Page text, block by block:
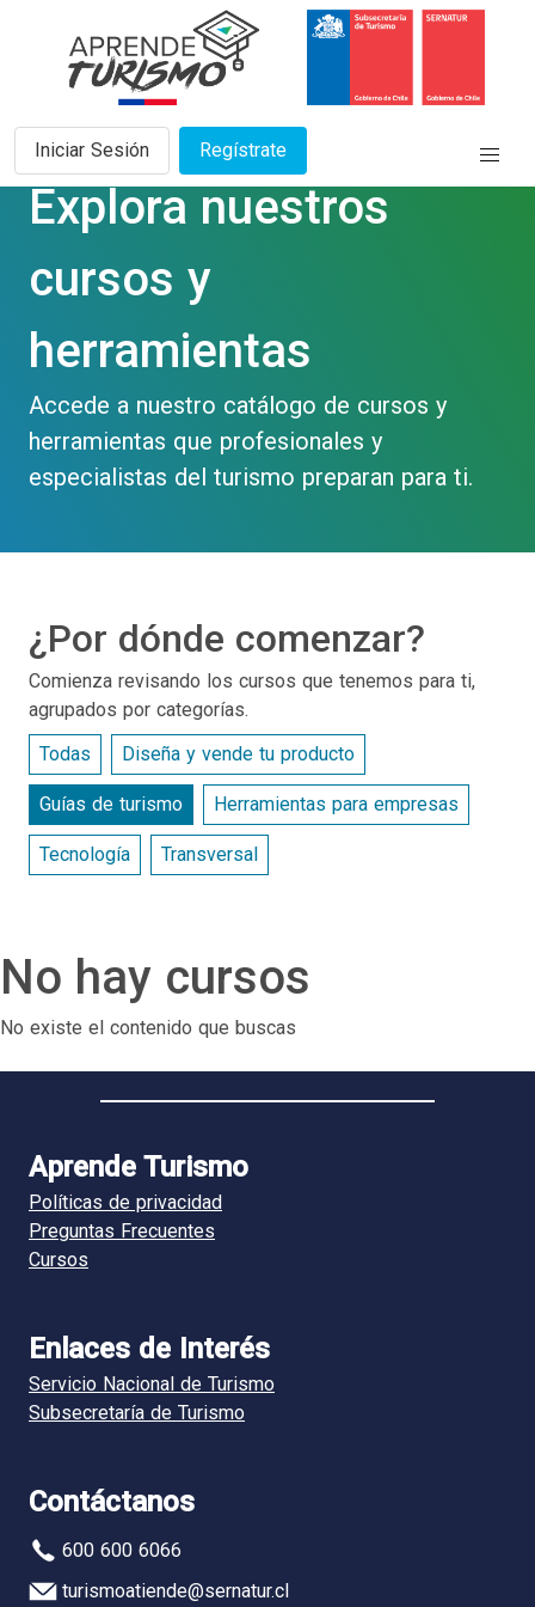
Iniciar Sesión Regístrate
Explora nuestros
cursos y
herramientas
Accede a nuestro catálogo de cursos y
herramientas que profesionales y
especialistas del turismo preparan para ti.
¿Por dónde comenzar?
Comienza revisando los cursos que tenemos para ti,
agrupados por categorías.
Todas
Diseña y vende tu producto
Guías de turismo Herramientas para empresas
Tecnología Transversal
No hay cursos
No existe el contenido que buscas
Aprende Turismo
Políticas de privacidad
Preguntas Frecuentes
Cursos
Enlaces de Interés
Servicio Nacional de Turismo
Subsecretaría de Turismo
Contáctanos
600 600 6066
turismoatiende@sernatur.cl